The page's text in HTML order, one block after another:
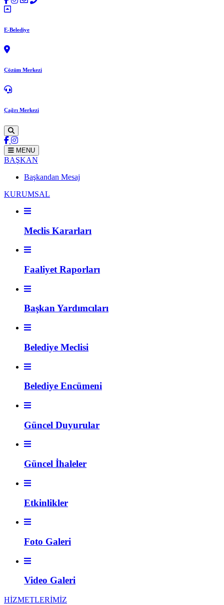
E-Belediye
Çözüm Merkezi
Çağrı Merkezi
MENU
BAŞKAN
Başkandan Mesaj
KURUMSAL
Meclis Kararları
Faaliyet Raporları
Başkan Yardımcıları
Belediye Meclisi
Belediye Encümeni
Güncel Duyurular
Güncel İhaleler
Etkinlikler
Foto Galeri
Video Galeri
HİZMETLERİMİZ